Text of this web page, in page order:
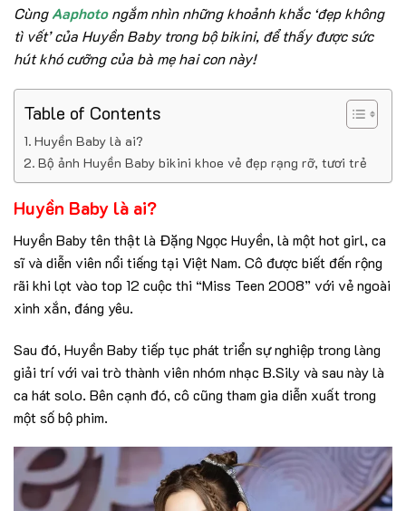
CùngAaphotongắm nhìn những khoảnh khắc ‘đẹp không
tì vết’ của Huyền Baby trong bộ bikini, để thấy được sức
hút khó cưỡng của bà mẹ hai con này!
Table of Contents
Huyền Baby là ai?
Bộ ảnh Huyền Baby bikini khoe vẻ đẹp rạng rỡ, tươi trẻ
Huyền Baby là ai?
Huyền Baby tên thật là Đặng Ngọc Huyền, là một hot girl, ca
sĩ và diễn viên nổi tiếng tại Việt Nam. Cô được biết đến rộng
rãi khi lọt vào top 12 cuộc thi “Miss Teen 2008” với vẻ ngoài
xinh xắn, đáng yêu.
Sau đó, Huyền Baby tiếp tục phát triển sự nghiệp trong làng
giải trí với vai trò thành viên nhóm nhạc B.Sily và sau này là
ca hát solo. Bên cạnh đó, cô cũng tham gia diễn xuất trong
một số bộ phim.